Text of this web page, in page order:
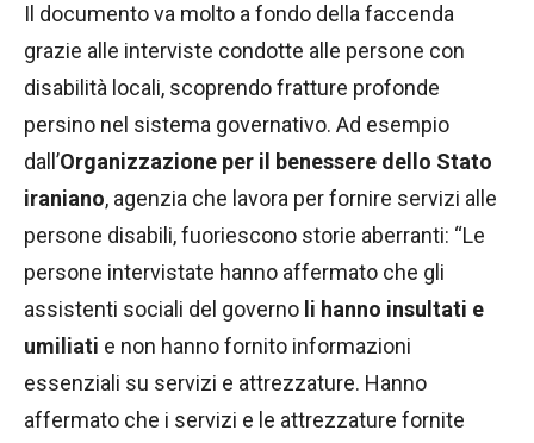
Il documento va molto a fondo della faccenda
grazie alle interviste condotte alle persone con
disabilità locali, scoprendo fratture profonde
persino nel sistema governativo. Ad esempio
dall’Organizzazione per il benessere dello Stato
iraniano, agenzia che lavora per fornire servizi alle
persone disabili, fuoriescono storie aberranti: “Le
persone intervistate hanno affermato che gli
assistenti sociali del governo li hanno insultati e
umiliati e non hanno fornito informazioni
essenziali su servizi e attrezzature. Hanno
affermato che i servizi e le attrezzature fornite